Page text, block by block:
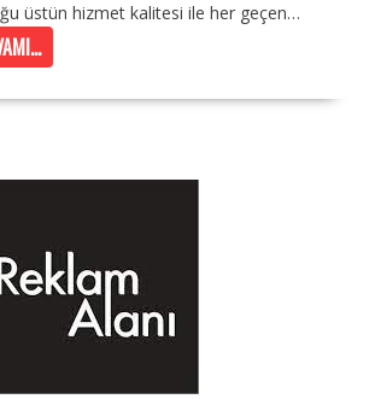
üstün hizmet kalitesi ile her geçen…